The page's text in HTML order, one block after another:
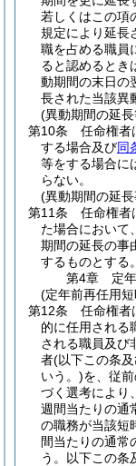
若しくはこの項
規定により延長
職を占める職員
ると認めるとき
動期間の末日の
長された当該異
(異動期間の延
第10条
任命権者
する場合及び同
等をする場合に
らない。
(異動期間の延
第11条
任命権者
た場合において
期間の延長の事
するものとする。
第4章
定
(定年前再任用
第12条
任命権者
的に任用される
される職員及び
者(以下この条
いう。)を、従
づく選考により
週間当たりの通
の職務が当該短
間当たりの通常
う。以下この条